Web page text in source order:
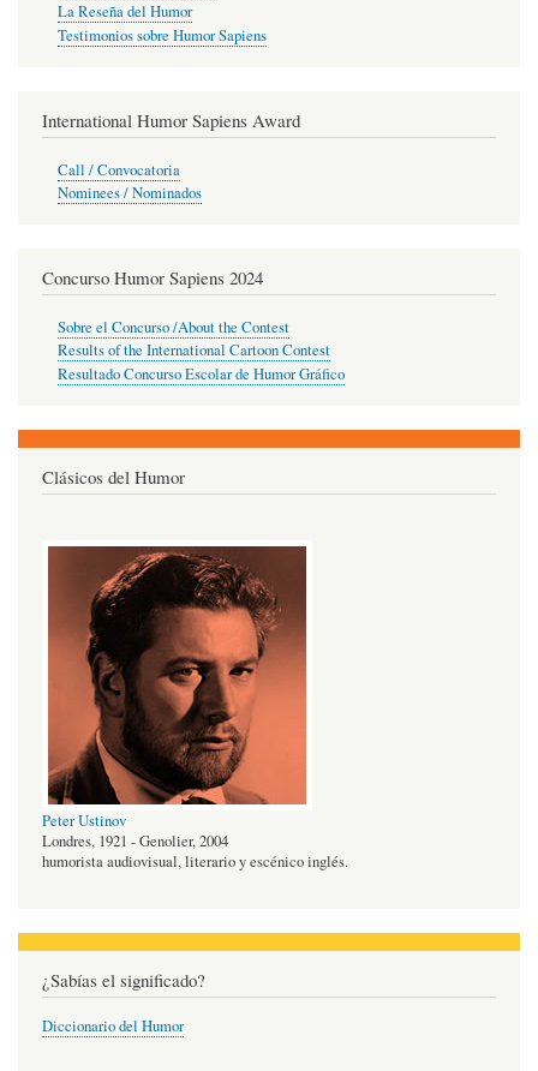
La Reseña del Humor
Testimonios sobre Humor Sapiens
International Humor Sapiens Award
Call / Convocatoria
Nominees / Nominados
Concurso Humor Sapiens 2024
Sobre el Concurso /About the Contest
Results of the International Cartoon Contest
Resultado Concurso Escolar de Humor Gráfico
Clásicos del Humor
Peter Ustinov
Londres, 1921 - Genolier, 2004
humorista audiovisual, literario y escénico inglés.
¿Sabías el significado?
Diccionario del Humor